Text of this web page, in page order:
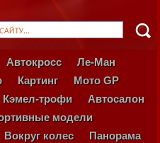
Автокросс
Ле-Ман
Картинг
Мото GP
Кэмел-трофи
Автосалон
модели
Вокруг колес
Панорама